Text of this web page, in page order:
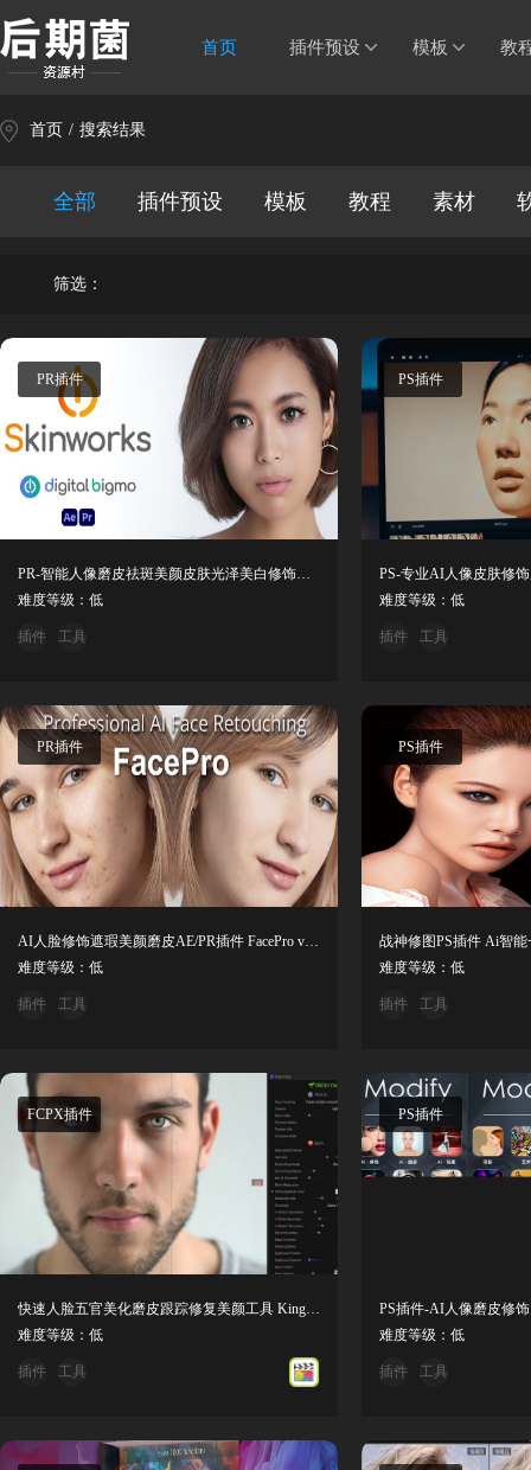
首页 插件预设 模板 教
首页 / 搜索结果
全部 插件预设 模板 教程 素材
筛选：
PR插件
PR-智能人像磨皮祛斑美颜皮肤光泽美白修饰插件 Digital Bigmo2026.1.1
难度等级：低
插件 工具
PS插件
PS-专业AI人像皮肤修
难度等级：低
插件 工具
PR插件
AI人脸修饰遮瑕美颜磨皮AE/PR插件 FacePro v1.0.0 Win中文汉化版
难度等级：低
插件 工具
PS插件
难度等级：低
插件 工具
FCPX插件
快速人脸五官美化磨皮跟踪修复美颜工具 Kingluma – Fresh Face 汉化版
难度等级：低
插件 工具
PS插件
难度等级：低
插件 工具